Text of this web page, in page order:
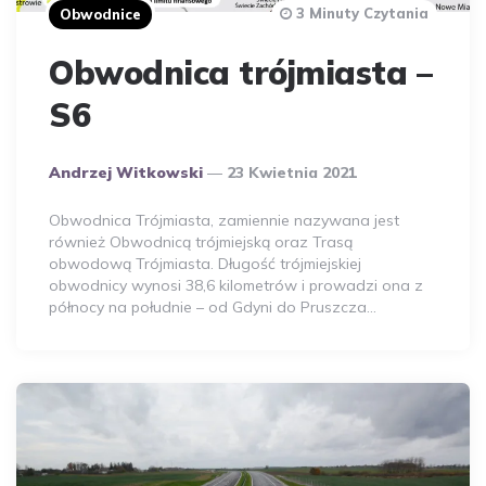
Obwodnice
Obwodnica trójmiasta –
S6
Opublikowany
Andrzej Witkowski 23 Kwietnia 2021
3 Minuty Czytania
Obwodnica Trójmiasta, zamiennie nazywana jest
również Obwodnicą trójmiejską oraz Trasą
obwodową Trójmiasta. Długość trójmiejskiej
obwodnicy wynosi 38,6 kilometrów i prowadzi ona z
północy na południe – od Gdyni do Pruszcza…